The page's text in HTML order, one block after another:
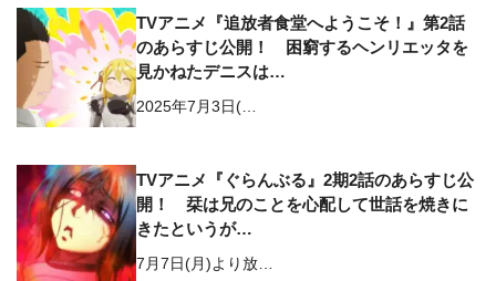
TVアニメ『追放者食堂へようこそ！』第2話
のあらすじ公開！ 困窮するヘンリエッタを
見かねたデニスは…
2025年7月3日(…
TVアニメ『ぐらんぶる』2期2話のあらすじ公
開！ 栞は兄のことを心配して世話を焼きに
きたというが…
7月7日(月)より放…